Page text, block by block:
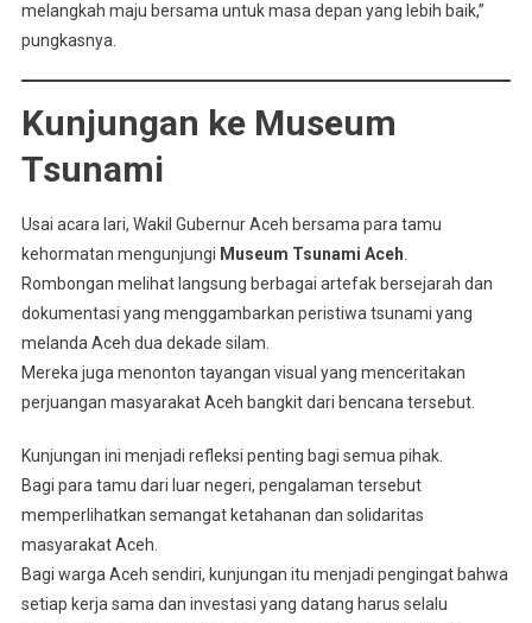
melangkah maju bersama untuk masa depan yang lebih baik,”
pungkasnya.
Kunjungan ke Museum
Tsunami
Usai acara lari, Wakil Gubernur Aceh bersama para tamu
kehormatan mengunjungi Museum Tsunami Aceh.
Rombongan melihat langsung berbagai artefak bersejarah dan
dokumentasi yang menggambarkan peristiwa tsunami yang
melanda Aceh dua dekade silam.
Mereka juga menonton tayangan visual yang menceritakan
perjuangan masyarakat Aceh bangkit dari bencana tersebut.
Kunjungan ini menjadi refleksi penting bagi semua pihak.
Bagi para tamu dari luar negeri, pengalaman tersebut
memperlihatkan semangat ketahanan dan solidaritas
masyarakat Aceh.
Bagi warga Aceh sendiri, kunjungan itu menjadi pengingat bahwa
setiap kerja sama dan investasi yang datang harus selalu